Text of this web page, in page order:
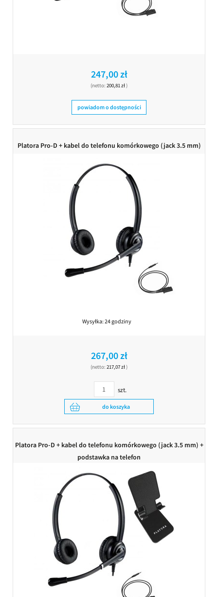
247,00 zł
(netto: 200,81 zł)
powiadom o dostępności
Platora Pro-D + kabel do telefonu komórkowego (jack 3.5 mm)
Wysyłka:24 godziny
267,00 zł
(netto: 217,07 zł)
szt.
do koszyka
Platora Pro-D + kabel do telefonu komórkowego (jack 3.5 mm) +
podstawka na telefon